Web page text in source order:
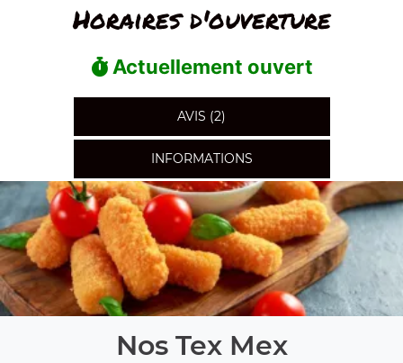
Horaires d'ouverture
Actuellement ouvert
AVIS (2)
INFORMATIONS
Nos Tex Mex